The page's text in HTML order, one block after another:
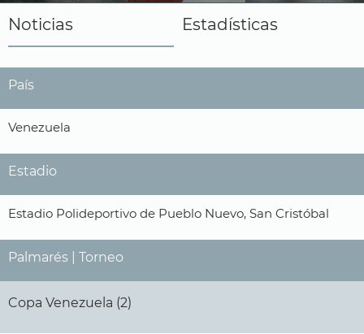
Noticias Estadísticas
País
Venezuela
Estadio
Estadio Polideportivo de Pueblo Nuevo, San Cristóbal
Palmarés | Torneo
Copa Venezuela (2)